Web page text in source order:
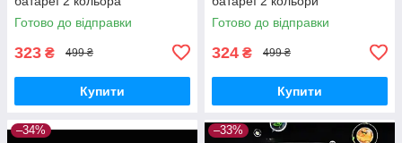
Готово до відправки
323 ₴ 499 ₴
Купити
Готово до відправки
324 ₴ 499 ₴
Купити
–34% –33%